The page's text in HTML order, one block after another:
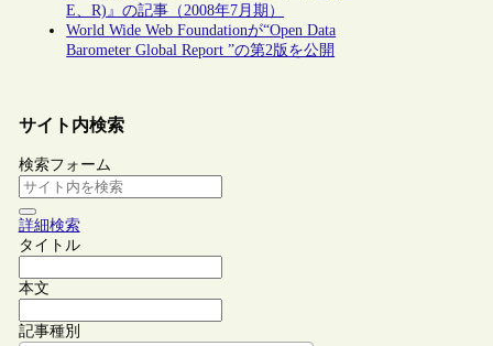
E、R)』の記事（2008年7月期）
World Wide Web Foundationが“Open Data
Barometer Global Report ”の第2版を公開
サイト内検索
検索フォーム
詳細検索
タイトル
本文
記事種別